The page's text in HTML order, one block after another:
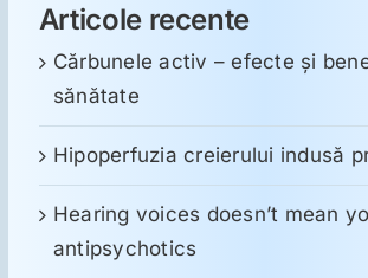
Articole recente
Cărbunele activ – efecte și
sănătate
Hipoperfuzia creierului indusă
Hearing voices doesn’t mean
antipsychotics